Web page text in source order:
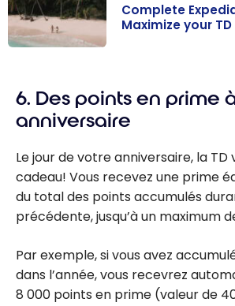
Guide: Maximize
your TD
Complete
Maximize your
6. Des points en prime
anniversaire
Le jour de votre anniversaire, la TD
cadeau! Vous recevez une prime
du total des points accumulés
précédente, jusqu’à un maximum
Par exemple, si vous avez
dans l’année, vous recevrez
8 000 points en prime (valeur de